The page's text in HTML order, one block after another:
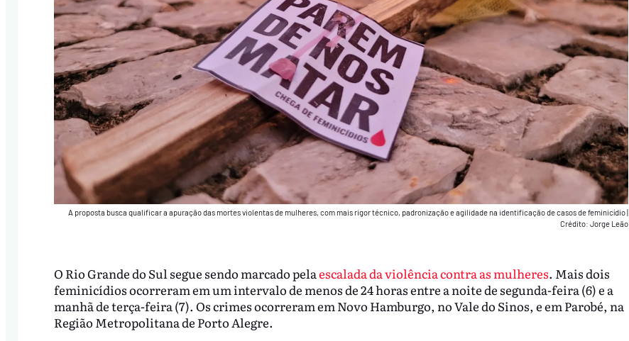
A proposta busca qualificar a apuração das mortes violentas de mulheres, com mais rigor técnico, padronização e agilidade na identificação de casos de feminicídio|
Crédito: Jorge Leão
O Rio Grande do Sul segue sendo marcado pelaescalada da violência contra as mulheres. Maisdois
feminicídios ocorreram em um intervalo de menos de 24 horas entre a noite de segunda-feira (6) e a
manhã de terça-feira (7). Os crimes ocorreram em Novo Hamburgo, no Vale do Sinos, e em Parobé, na
Região Metropolitana de Porto Alegre.